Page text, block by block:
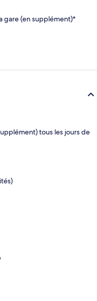
gare (en supplément)*
tous les jours de